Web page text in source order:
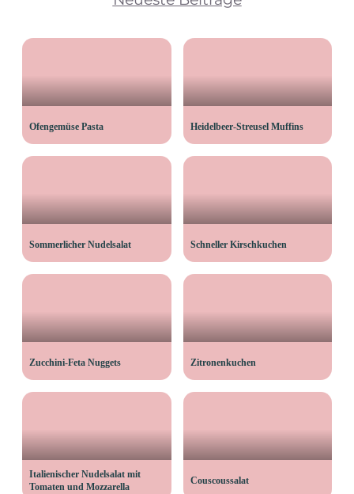
Ofengemüse Pasta Heidelbeer-Streusel Muffins
Sommerlicher Nudelsalat Schneller Kirschkuchen
Zucchini-Feta Nuggets Zitronenkuchen
Italienischer Nudelsalat mit
Tomaten und Mozzarella
Couscoussalat